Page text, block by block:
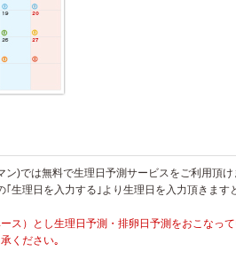
)では無料で生理日予測サービスをご利用頂け
｢生理日を入力する｣より生理日を入力頂きます
ス）とし生理日予測・排卵日予測をおこなっ
ください｡